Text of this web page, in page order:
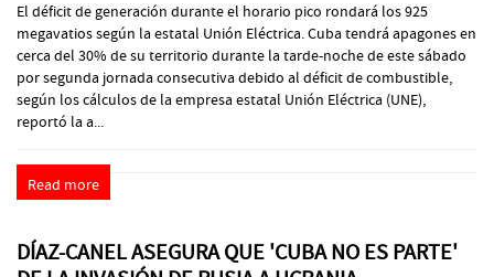
El déficit de generación durante el horario pico rondará los 925
megavatios según la estatal Unión Eléctrica. Cuba tendrá apagones en
cerca del 30% de su territorio durante la tarde-noche de este sábado
por segunda jornada consecutiva debido al déficit de combustible,
según los cálculos de la empresa estatal Unión Eléctrica (UNE),
reportó la a...
Read more
DÍAZ-CANEL ASEGURA QUE 'CUBA NO ES PARTE'